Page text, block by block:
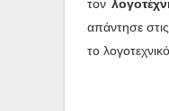
τον
απάντησε
το